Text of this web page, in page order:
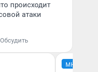
происходит
атаки
Обсудить
МНЕНИЕ